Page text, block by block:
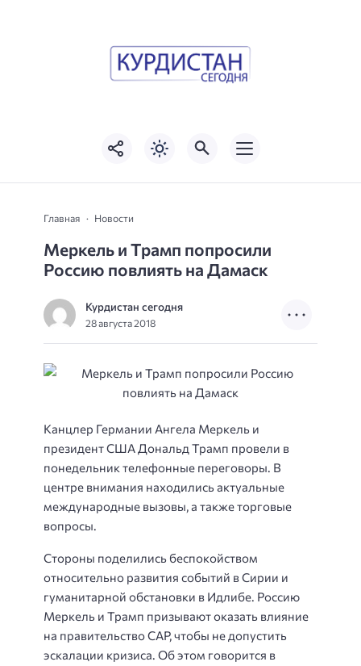
Главная Новости
Меркель и Трамп попросили
Россию повлиять на Дамаск
Курдистан сегодня
28 августа 2018
Канцлер Германии Ангела Меркель и
президент США Дональд Трамп провели в
понедельник телефонные переговоры. В
центре внимания находились актуальные
международные вызовы, а также торговые
вопросы.
Стороны поделились беспокойством
относительно развития событий в Сирии и
гуманитарной обстановки в Идлибе. Россию
Меркель и Трамп призывают оказать влияние
на правительство САР, чтобы не допустить
эскалации кризиса. Об этом говорится в